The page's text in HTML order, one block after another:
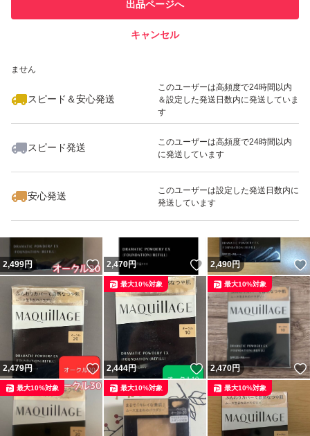
での取引実績があります
ません
スピード＆安心発送
このユーザーは高頻度で24時間以内
＆設定した発送日数内に発送していま
す
スピード発送
このユーザーは高頻度で24時間以内
に発送しています
安心発送
このユーザーは設定した発送日数内に
発送しています
出品ページへ
キャンセル
いいね！
2,469
2,499円 いいね！
2,470円 いいね！
2,490円
2,479円 いいね！
2,444円 いいね！
最大10%対象
2,470円
最大10%対象
最大10%対象 最大10%対象 最大10%対象